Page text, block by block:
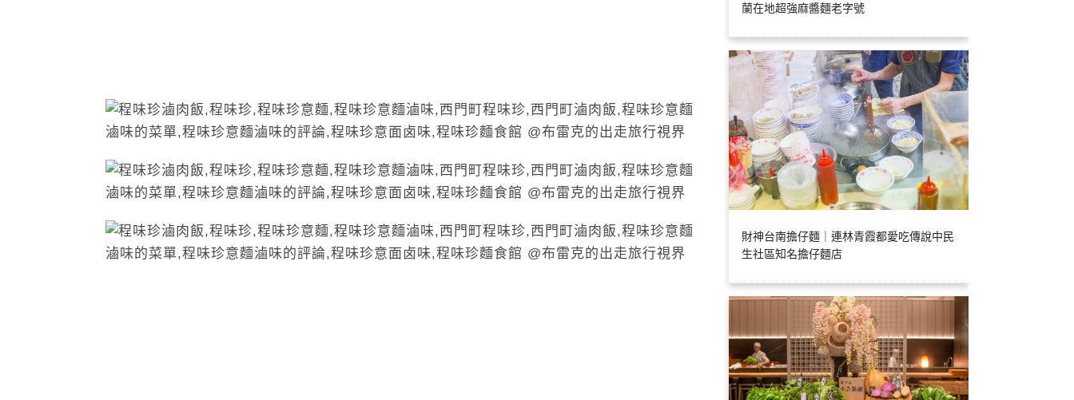
蘭在地超強麻醬麵老字號
財神台南擔仔麵｜連林青霞都愛吃傳說中民
生社區知名擔仔麵店